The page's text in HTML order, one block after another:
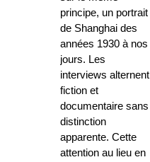
principe, un portrait
de Shanghai des
années 1930 à nos
jours. Les
interviews alternent
fiction et
documentaire sans
distinction
apparente. Cette
attention au lieu en